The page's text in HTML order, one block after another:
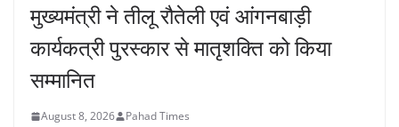
मुख्यमंत्री ने तीलू रौतेली एवं आंगनबाड़ी
कार्यकत्री पुरस्कार से मातृशक्ति को किया
सम्मानित
August 8, 2026 Pahad Times